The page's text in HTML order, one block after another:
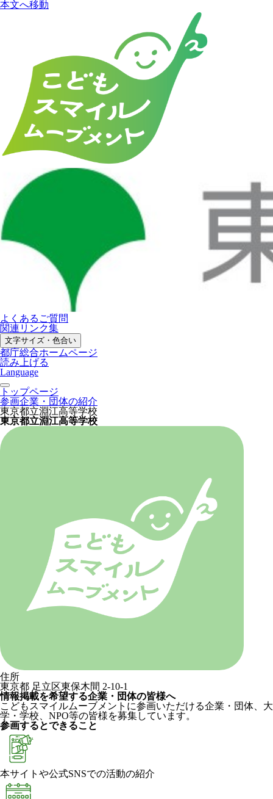
本文へ移動
よくあるご質問
関連リンク集
文字サイズ・色合い
都庁総合ホームページ
読み上げる
Language
トップページ
参画企業・団体の紹介
東京都立淵江高等学校
東京都立淵江高等学校
住所
東京都 足立区東保木間 2-10-1
情報掲載を希望する企業・団体の皆様へ
こどもスマイルムーブメントに参画いただける企業・団体、大
学・学校、NPO等の皆様を募集しています。
参画するとできること
本サイトや公式SNSでの活動の紹介